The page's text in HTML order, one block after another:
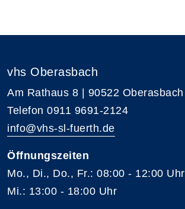
vhs Oberasbach
Am Rathaus 8 | 90522 Oberasbach
Telefon 0911 9691-2124
info@vhs-sl-fuerth.de
Öffnungszeiten
Mo., Di., Do., Fr.: 08:00 - 12:00 Uhr
Mi.: 13:00 - 18:00 Uhr